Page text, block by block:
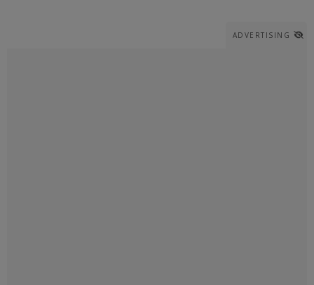
ADVERTISING